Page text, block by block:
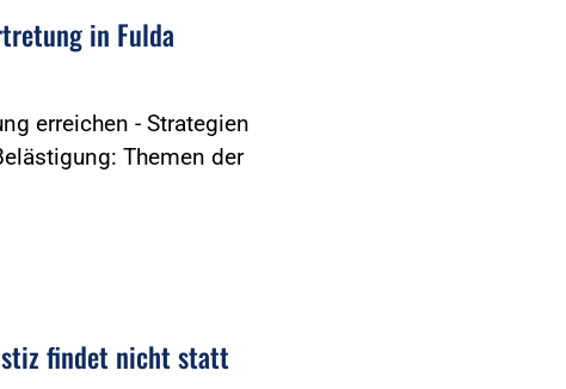
in Fulda
erreichen - Strategien
Themen der
findet nicht statt